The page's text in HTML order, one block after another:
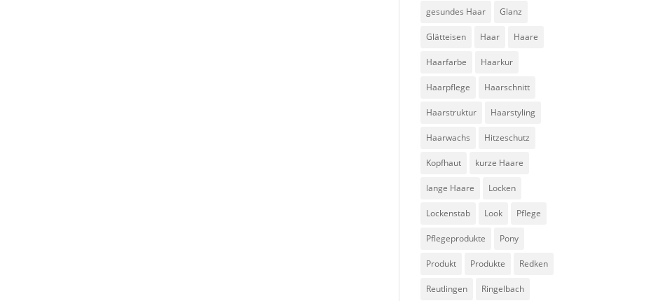
gesundes Haar Glanz
Glätteisen Haar Haare
Haarfarbe Haarkur
Haarpflege Haarschnitt
Haarstruktur Haarstyling
Haarwachs Hitzeschutz
Kopfhaut kurze Haare
lange Haare Locken
Lockenstab Look Pflege
Pflegeprodukte Pony
Produkt Produkte Redken
Reutlingen Ringelbach